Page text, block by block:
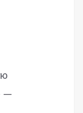
—